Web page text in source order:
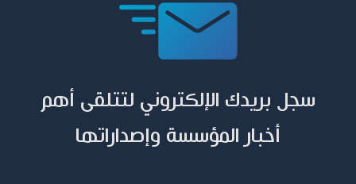
سجل بريدك الإلكتروني لتتلقى أهم
أخبار المؤسسة وإصداراتها